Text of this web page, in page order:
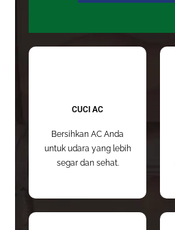
CUCI AC
Bersihkan AC Anda
untuk udara yang lebih
segar dan sehat.